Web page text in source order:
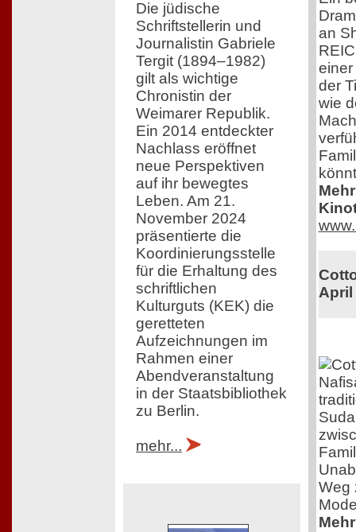
Die jüdische
Schriftstellerin und
Journalistin Gabriele
Tergit (1894–1982)
gilt als wichtige
Chronistin der
Weimarer Republik.
Ein 2014 entdeckter
Nachlass eröffnet
neue Perspektiven
auf ihr bewegtes
Leben. Am 21.
November 2024
präsentierte die
Koordinierungsstelle
für die Erhaltung des
schriftlichen
Kulturguts (KEK) die
geretteten
Aufzeichnungen im
Rahmen einer
Abendveranstaltung
in der Staatsbibliothek
zu Berlin.
mehr...
an
einer
der
wie
April
Weg